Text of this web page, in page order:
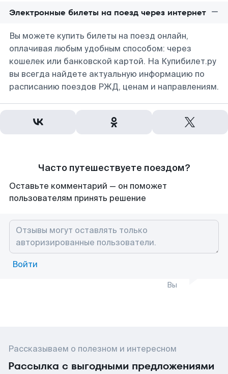
Электронные билеты на поезд через интернет
Вы можете купить билеты на поезд онлайн,
оплачивая любым удобным способом: через
кошелек или банковской картой. На Купибилет.ру
вы всегда найдете актуальную информацию по
расписанию поездов РЖД, ценам и направлениям.
Часто путешествуете поездом?
Оставьте комментарий — он поможет
пользователям принять решение
Войти
Вы
Рассказываем о полезном и интересном
Рассылка с выгодными предложениями